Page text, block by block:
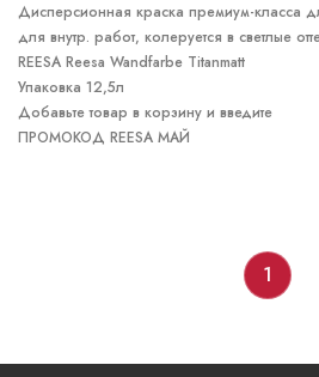
Дисперсионная краска премиум-класса
для внутр. работ, колеруется в светлые
REESA Reesa Wandfarbe Titanmatt
Упаковка 12,5л
Добавьте товар в корзину и введите
ПРОМОКОД REESA МАЙ
1